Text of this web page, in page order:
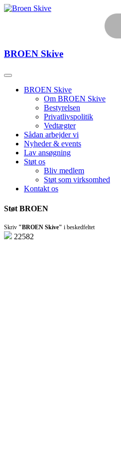
BROEN Skive
BROEN Skive
Om BROEN Skive
Bestyrelsen
Privatlivspolitik
Vedtægter
Sådan arbejder vi
Nyheder & events
Lav ansøgning
Støt os
Bliv medlem
Støt som virksomhed
Kontakt os
Støt BROEN
Skriv "BROEN Skive" i beskedfeltet
22582